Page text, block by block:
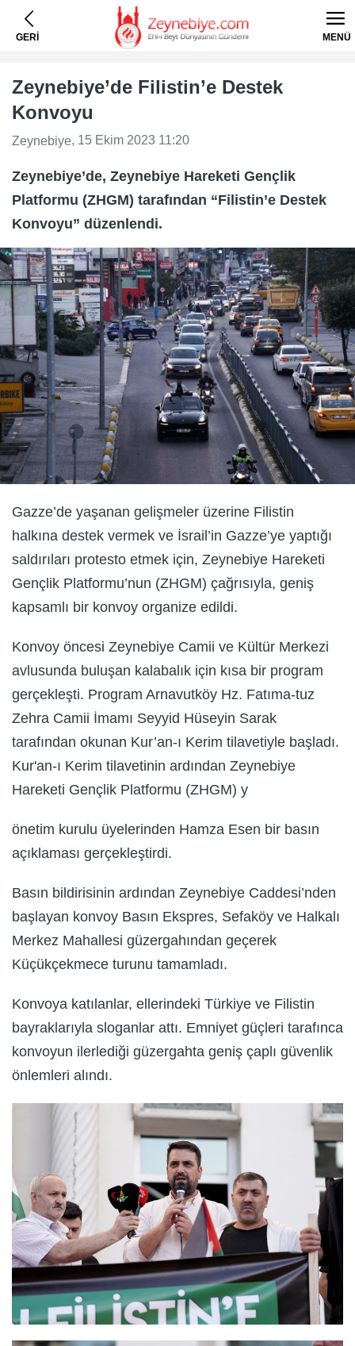
GERİ MENÜ
Zeynebiye’de Filistin’e Destek
Konvoyu
Zeynebiye, 15 Ekim 2023 11:20
Zeynebiye’de, Zeynebiye Hareketi Gençlik
Platformu (ZHGM) tarafından “Filistin’e Destek
Konvoyu” düzenlendi.
Gazze’de yaşanan gelişmeler üzerine Filistin
halkına destek vermek ve İsrail’in Gazze’ye yaptığı
saldırıları protesto etmek için, Zeynebiye Hareketi
Gençlik Platformu’nun (ZHGM) çağrısıyla, geniş
kapsamlı bir konvoy organize edildi.
Konvoy öncesi Zeynebiye Camii ve Kültür Merkezi
avlusunda buluşan kalabalık için kısa bir program
gerçekleşti. Program Arnavutköy Hz. Fatıma-tuz
Zehra Camii İmamı Seyyid Hüseyin Sarak
tarafından okunan Kur’an-ı Kerim tilavetiyle başladı.
Kur'an-ı Kerim tilavetinin ardından Zeynebiye
Hareketi Gençlik Platformu (ZHGM) y
önetim kurulu üyelerinden Hamza Esen bir basın
açıklaması gerçekleştirdi.
Basın bildirisinin ardından Zeynebiye Caddesi’nden
başlayan konvoy Basın Ekspres, Sefaköy ve Halkalı
Merkez Mahallesi güzergahından geçerek
Küçükçekmece turunu tamamladı.
Konvoya katılanlar, ellerindeki Türkiye ve Filistin
bayraklarıyla sloganlar attı. Emniyet güçleri tarafınca
konvoyun ilerlediği güzergahta geniş çaplı güvenlik
önlemleri alındı.